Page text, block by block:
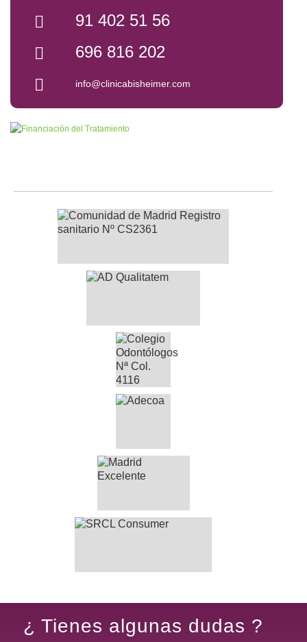
91 402 51 56
696 816 202
info@clinicabisheimer.com
¿ Tienes algunas dudas ?